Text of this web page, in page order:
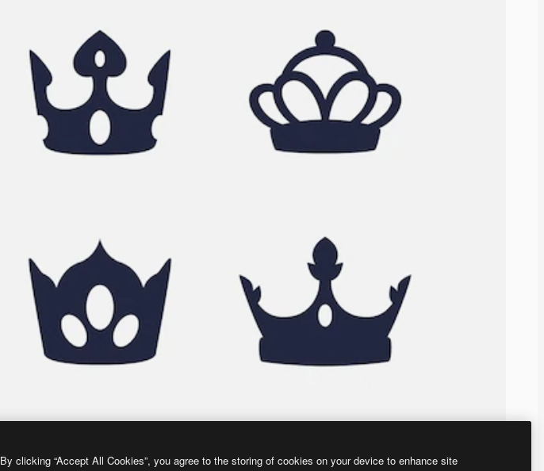
By clicking “Accept All Cookies”, you agree to the storing of cookies on your device to enhance site